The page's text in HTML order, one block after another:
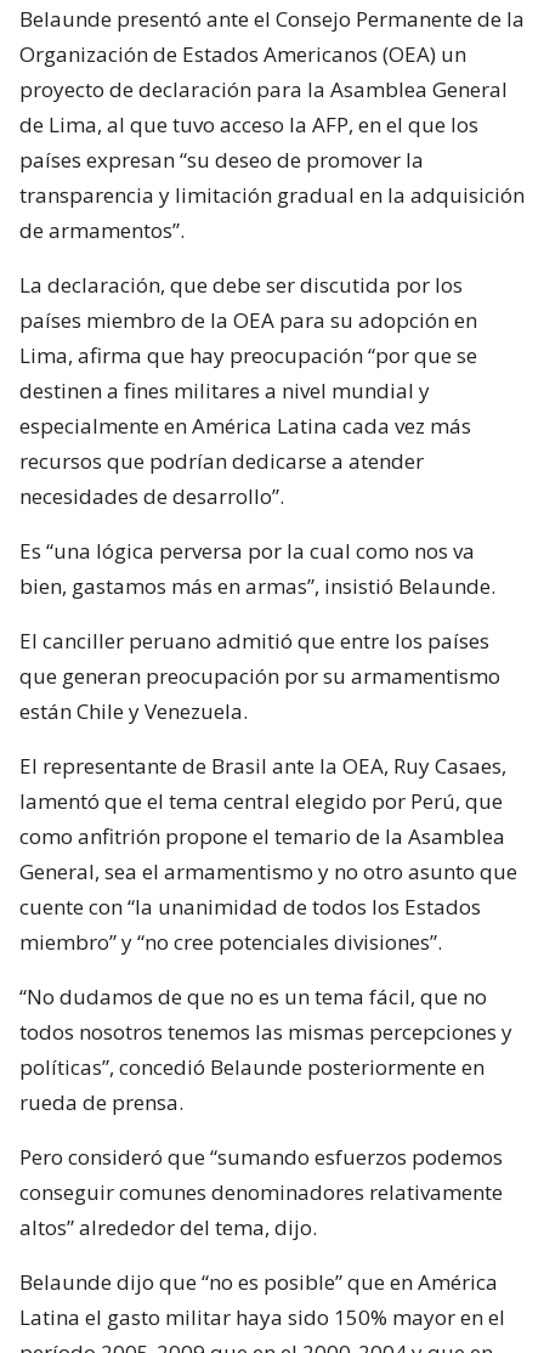
Belaunde presentó ante el Consejo Permanente de la
Organización de Estados Americanos (OEA) un
proyecto de declaración para la Asamblea General
de Lima, al que tuvo acceso la AFP, en el que los
países expresan “su deseo de promover la
transparencia y limitación gradual en la adquisición
de armamentos”.
La declaración, que debe ser discutida por los
países miembro de la OEA para su adopción en
Lima, afirma que hay preocupación “por que se
destinen a fines militares a nivel mundial y
especialmente en América Latina cada vez más
recursos que podrían dedicarse a atender
necesidades de desarrollo”.
Es “una lógica perversa por la cual como nos va
bien, gastamos más en armas”, insistió Belaunde.
El canciller peruano admitió que entre los países
que generan preocupación por su armamentismo
están Chile y Venezuela.
El representante de Brasil ante la OEA, Ruy Casaes,
lamentó que el tema central elegido por Perú, que
como anfitrión propone el temario de la Asamblea
General, sea el armamentismo y no otro asunto que
cuente con “la unanimidad de todos los Estados
miembro” y “no cree potenciales divisiones”.
“No dudamos de que no es un tema fácil, que no
todos nosotros tenemos las mismas percepciones y
políticas”, concedió Belaunde posteriormente en
rueda de prensa.
Pero consideró que “sumando esfuerzos podemos
conseguir comunes denominadores relativamente
altos” alrededor del tema, dijo.
Belaunde dijo que “no es posible” que en América
Latina el gasto militar haya sido 150% mayor en el